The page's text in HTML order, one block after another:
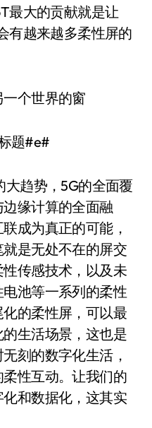
最大的贡献就是让
有越来越多柔性屏的
个世界的窗
题#e#
趋势，5G的全面覆
缘计算的全面融
成为真正的可能，
是无处不在的屏交
传感技术，以及未
池等一系列的柔性
的柔性屏，可以最
生活场景，这也是
刻的数字化生活，
性互动。让我们的
和数据化，这其实